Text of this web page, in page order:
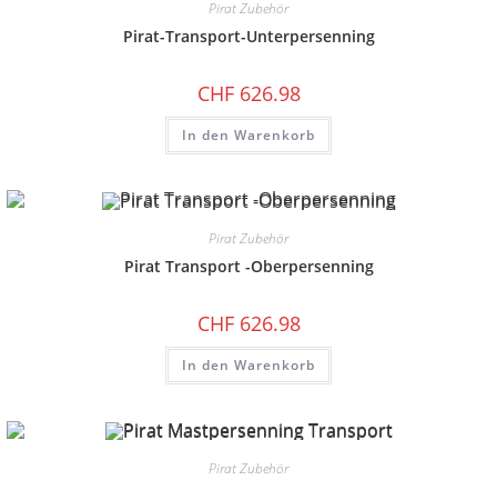
Pirat Zubehör
Pirat-Transport-Unterpersenning
CHF626.98
In den Warenkorb
Pirat Zubehör
Pirat Transport -Oberpersenning
CHF626.98
In den Warenkorb
Pirat Zubehör